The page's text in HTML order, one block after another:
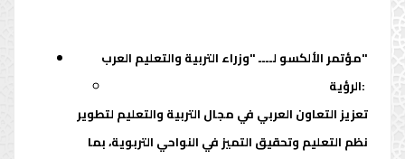
مؤتمر الألكسو لــــ "وزراء التربية والتعليم العرب"
الرؤية:
تعزيز التعاون العربي في مجال التربية والتعليم لتطوير
نظم التعليم وتحقيق التميز في النواحي التربوية، بما